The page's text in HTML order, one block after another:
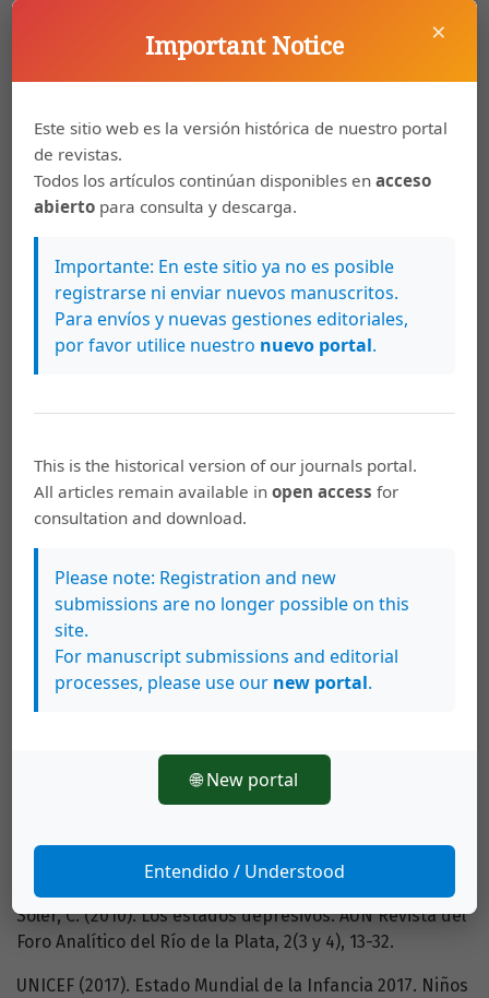
enfermedades. Pediatría Atención Primaria, 11(43), 491-
76322009000400011&lng=es&tlng=es
Najles, A. (2010). El niño del mercado global. Conferencia
llevada a cabo en la Facultad de Filosofía y Letras de la
UNAM. Nueva Escuela Lacaniana del Campo Freudiano,
Ciudad de México. Recuperado de:
mexico.org/index.php?sec=Actividades-
internacionales&file=Actividades-
internacionales/Textos-Conferencias/10-06-04_El-
nino-del-mercado-global.html
autista. 02 de abril de 2018. Recuperado de:
sheets/detail/autism-spectrum-disorders
Organización Mundial de la Salud/Organización
“Depresión: hablemos”, dice la OMS, mientras la
depresión encabeza la lista de causas de enfermedad.
Ginebra / Washington, 30 de marzo de 2017. Recuperado
https://www.paho.org/hq/index.php?
option=com_content&view=article&id=13272:qdepresion-
hablemosq-dice-la-oms-mientras-la-depresion-
enfermedad&Itemid=42050&lang=es
Ribeiro, R. (2015). Patologización de la infancia cotidiana.
de:
http://www.teocripsi.com/ojs/index.php/TCP/article/view/17
Soler, C. (2010). Los estados depresivos. AUN Revista del
Foro Analítico del Río de la Plata, 2(3 y 4), 13-32.
UNICEF (2017). Estado Mundial de la Infancia 2017. Niños
×
Important Notice
Este sitio web es la versión histórica de nuestro portal
de revistas.
Todos los artículos continúan disponibles enacceso
abierto para consulta y descarga.
Importante: En este sitio ya no es posible
registrarse ni enviar nuevos manuscritos.
Para envíos y nuevas gestiones editoriales,
por favor utilice nuestro nuevo portal.
This is the historical version of our journals portal.
All articles remain available inopen access for
consultation and download.
Please note: Registration and new
submissions are no longer possible on this
site.
For manuscript submissions and editorial
processes, please use our new portal.
🌐 New portal
Entendido / Understood